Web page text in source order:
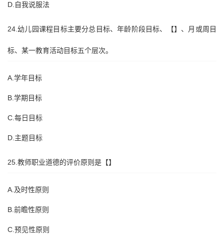
D.自我说服法
24.幼儿园课程目标主要分总目标、年龄阶段目标、【】、月或周目
标、某一教育活动目标五个层次。
A.学年目标
B.学期目标
C.每日目标
D.主题目标
25.教师职业道德的评价原则是【】
A.及时性原则
B.前瞻性原则
C.预见性原则